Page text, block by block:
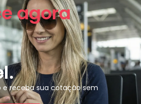
agora
e receba sua cotação sem